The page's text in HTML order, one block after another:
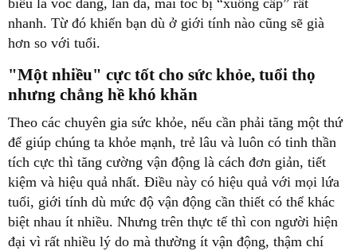
nhanh. Từ đó khiến bạn dù ở giới tính nào cũng sẽ già
hơn so với tuổi.
"Một nhiều" cực tốt cho sức khỏe, tuổi thọ
nhưng chẳng hề khó khăn
Theo các chuyên gia sức khỏe, nếu cần phải tăng một thứ
để giúp chúng ta khỏe mạnh, trẻ lâu và luôn có tinh thần
tích cực thì tăng cường vận động là cách đơn giản, tiết
kiệm và hiệu quả nhất. Điều này có hiệu quả với mọi lứa
tuổi, giới tính dù mức độ vận động cần thiết có thể khác
biệt nhau ít nhiều. Nhưng trên thực tế thì con người hiện
đại vì rất nhiều lý do mà thường ít vận động, thậm chí